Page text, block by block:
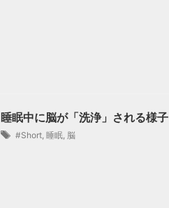
睡眠中に脳が「洗浄」される様子
#Short 睡眠 脳